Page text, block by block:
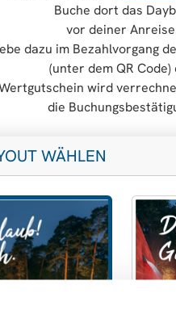
Buche dort das
vor deiner
dazu im Bezahlvorgang
(unter dem QR Code)
wird
die
WÄHLEN